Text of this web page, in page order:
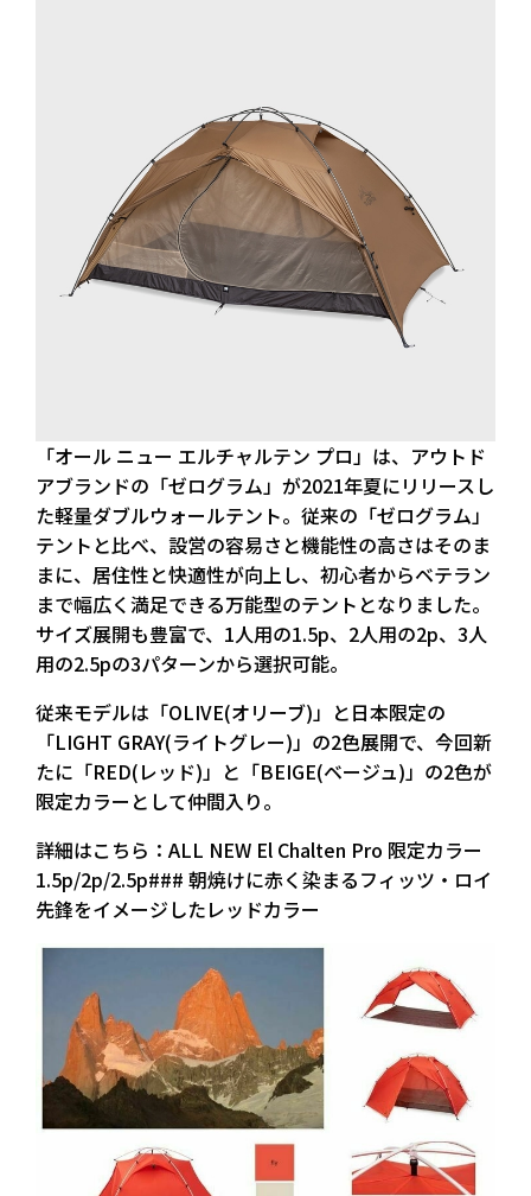
「オール ニュー エルチャルテン プロ」は、アウトド
アブランドの「ゼログラム」が2021年夏にリリースし
た軽量ダブルウォールテント。従来の「ゼログラム」
テントと比べ、設営の容易さと機能性の高さはそのま
まに、居住性と快適性が向上し、初心者からベテラン
まで幅広く満足できる万能型のテントとなりました。
サイズ展開も豊富で、1人用の1.5p、2人用の2p、3人
用の2.5pの3パターンから選択可能。
従来モデルは「OLIVE(オリーブ)」と日本限定の
「LIGHT GRAY(ライトグレー)」の2色展開で、今回新
たに「RED(レッド)」と「BEIGE(ベージュ)」の2色が
限定カラーとして仲間入り。
詳細はこちら：ALL NEW El Chalten Pro 限定カラー
1.5p/2p/2.5p### 朝焼けに赤く染まるフィッツ・ロイ
先鋒をイメージしたレッドカラー